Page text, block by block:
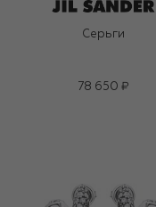
Серьги
78 650 ₽